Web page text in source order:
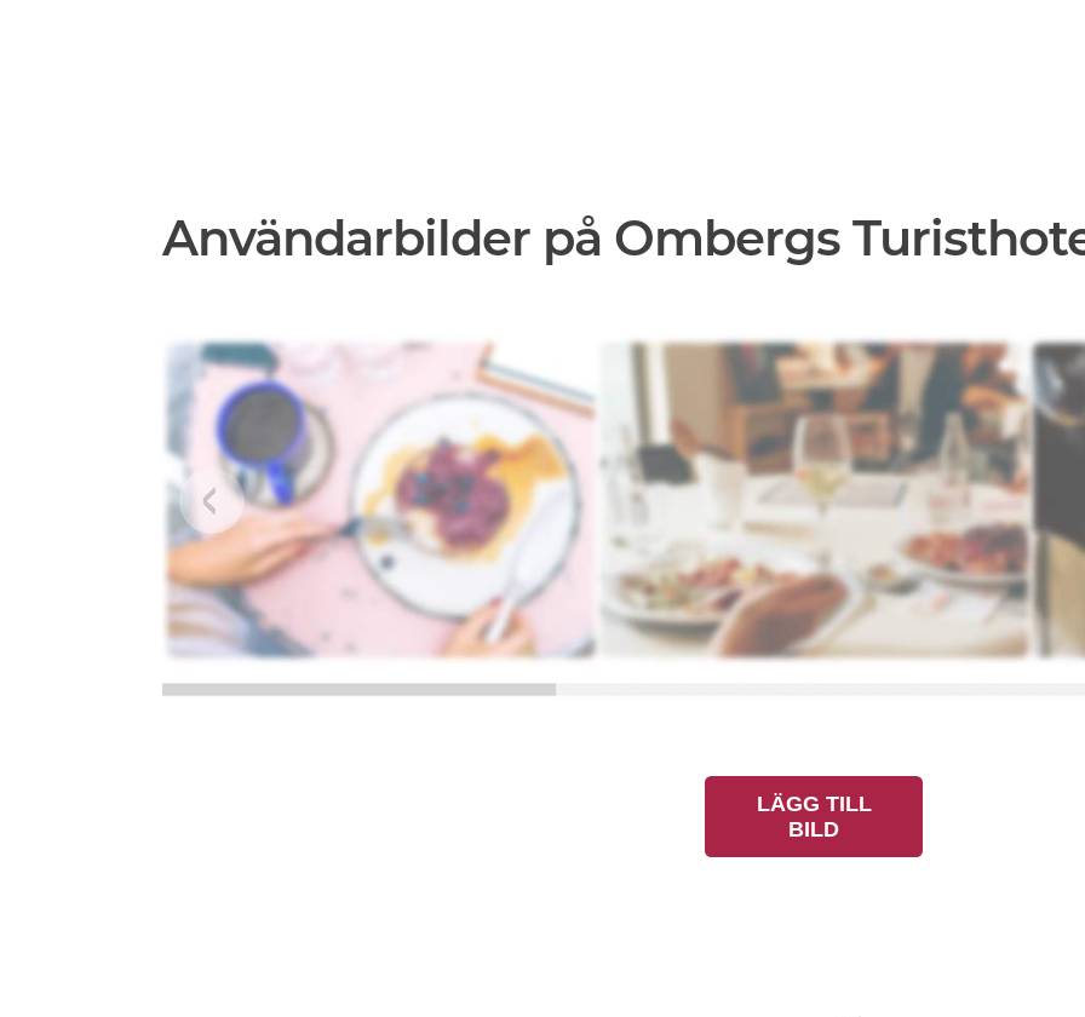
Användarbilder på Ombergs
LÄGG TILL
BILD